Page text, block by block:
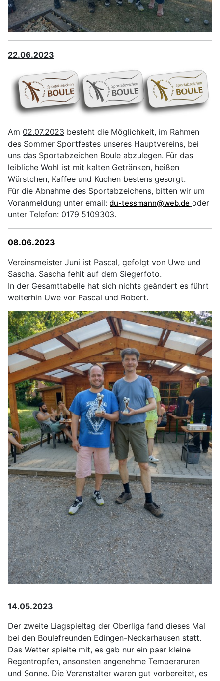
22.06.2023
Am 02.07.2023 besteht die Möglichkeit, im Rahmen
des Sommer Sportfestes unseres Hauptvereins, bei
uns das Sportabzeichen Boule abzulegen. Für das
leibliche Wohl ist mit kalten Getränken, heißen
Würstchen, Kaffee und Kuchen bestens gesorgt.
Für die Abnahme des Sportabzeichens, bitten wir um
Voranmeldung unter email: du-tessmann@web.de oder
unter Telefon: 0179 5109303.
08.06.2023
Vereinsmeister Juni ist Pascal, gefolgt von Uwe und
Sascha. Sascha fehlt auf dem Siegerfoto.
In der Gesamttabelle hat sich nichts geändert es führt
weiterhin Uwe vor Pascal und Robert.
14.05.2023
Der zweite Liagspieltag der Oberliga fand dieses Mal
bei den Boulefreunden Edingen-Neckarhausen statt.
Das Wetter spielte mit, es gab nur ein paar kleine
Regentropfen, ansonsten angenehme Temperaruren
und Sonne. Die Veranstalter waren gut vorbereitet, es